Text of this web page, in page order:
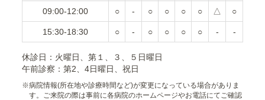
09:00-12:00 ○ - ○ ○ ○ ○ △ ○
15:30-18:30 ○ - ○ ○ ○ ○ - -
休診日：火曜日、第１、３、５日曜日
午前診察：第2、4日曜日、祝日
※病院情報(所在地や診療時間など)が変更になっている場合がありま
す。ご来院の際は事前に各病院のホームページやお電話にてご確認